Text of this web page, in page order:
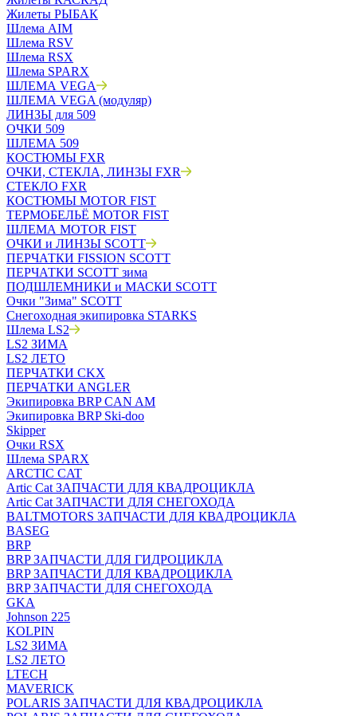
Жилеты РЫБАК
Шлема AIM
Шлема RSV
Шлема RSX
Шлема SPARX
ШЛЕМА VEGA
ШЛЕМА VEGA (модуляр)
ЛИНЗЫ для 509
ОЧКИ 509
ШЛЕМА 509
КОСТЮМЫ FXR
ОЧКИ, СТЕКЛА, ЛИНЗЫ FXR
СТЕКЛО FXR
КОСТЮМЫ MOTOR FIST
ТЕРМОБЕЛЬЁ MOTOR FIST
ШЛЕМА MOTOR FIST
ОЧКИ и ЛИНЗЫ SCOTT
ПЕРЧАТКИ FISSION SCOTT
ПЕРЧАТКИ SCOTT зима
ПОДШЛЕМНИКИ и МАСКИ SCOTT
Очки "Зима" SCOTT
Снегоходная экипировка STARKS
Шлема LS2
LS2 ЗИМА
LS2 ЛЕТО
ПЕРЧАТКИ CKX
ПЕРЧАТКИ ANGLER
Экипировка BRP CAN AM
Экипировка BRP Ski-doo
Skipper
Очки RSX
Шлема SPARX
ARCTIC CAT
Artic Cat ЗАПЧАСТИ ДЛЯ КВАДРОЦИКЛА
Artic Cat ЗАПЧАСТИ ДЛЯ СНЕГОХОДА
BALTMOTORS ЗАПЧАСТИ ДЛЯ КВАДРОЦИКЛА
BASEG
BRP
BRP ЗАПЧАСТИ ДЛЯ ГИДРОЦИКЛА
BRP ЗАПЧАСТИ ДЛЯ КВАДРОЦИКЛА
BRP ЗАПЧАСТИ ДЛЯ СНЕГОХОДА
GKA
Johnson 225
KOLPIN
LS2 ЗИМА
LS2 ЛЕТО
LTECH
MAVERICK
POLARIS ЗАПЧАСТИ ДЛЯ КВАДРОЦИКЛА